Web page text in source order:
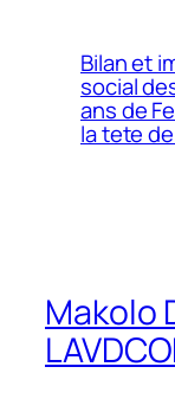
Bilan et
social
ans de
la tete
Makolo